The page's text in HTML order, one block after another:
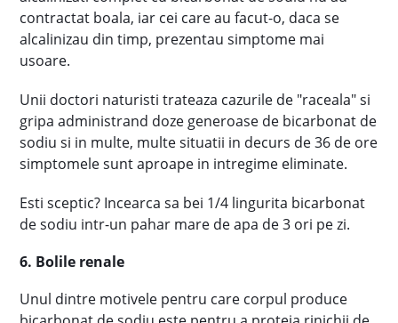
contractat boala, iar cei care au facut-o, daca se
alcalinizau din timp, prezentau simptome mai
usoare.
Unii doctori naturisti trateaza cazurile de "raceala" si
gripa administrand doze generoase de bicarbonat de
sodiu si in multe, multe situatii in decurs de 36 de ore
simptomele sunt aproape in intregime eliminate.
Esti sceptic? Incearca sa bei 1/4 lingurita bicarbonat
de sodiu intr-un pahar mare de apa de 3 ori pe zi.
6. Bolile renale
Unul dintre motivele pentru care corpul produce